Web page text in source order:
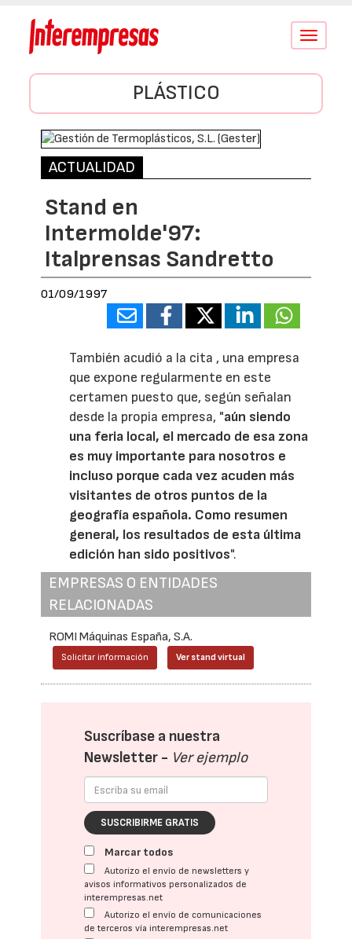
Conmutar
PLÁSTICO
ACTUALIDAD
Stand en
Intermolde'97:
Italprensas Sandretto
01/09/1997
También acudió a la cita , una empresa
que expone regularmente en este
certamen puesto que, según señalan
desde la propia empresa, "aún siendo
una feria local, el mercado de esa zona
es muy importante para nosotros e
incluso porque cada vez acuden más
visitantes de otros puntos de la
geografía española. Como resumen
general, los resultados de esta última
edición han sido positivos".
EMPRESAS O ENTIDADES
RELACIONADAS
ROMI Máquinas España, S.A.
Solicitar información Ver stand virtual
Suscríbase a nuestra
Newsletter - Ver ejemplo
SUSCRIBIRME GRATIS
Marcar todos
Autorizo el envío de newsletters y
avisos informativos personalizados de
interempresas.net
Autorizo el envío de comunicaciones
de terceros vía interempresas.net